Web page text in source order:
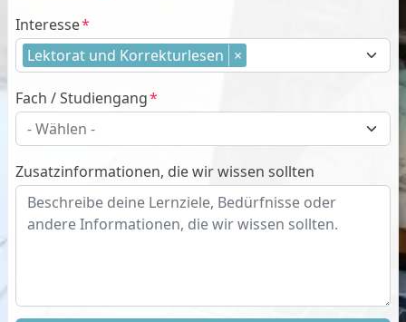
Interesse
Lektorat und Korrekturlesen ×
Fach / Studiengang
Zusatzinformationen, die wir wissen sollten